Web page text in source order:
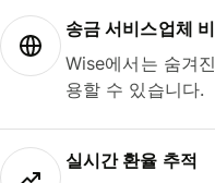
송금 서비스업체
Wise에서는 숨겨
용할 수 있습니다.
실시간 환율 추적